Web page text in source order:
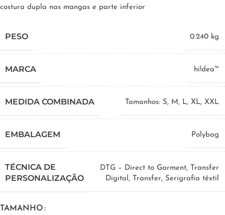
costura dupla nas mangas e parte inferior
PESO 0.240 kg
MARCA hi!dea™
MEDIDA COMBINADA Tamanhos: S, M, L, XL, XXL
EMBALAGEM Polybag
TÉCNICA DE
PERSONALIZAÇÃO
DTG – Direct to Garment, Transfer
Digital, Transfer, Serigrafia têxtil
TAMANHO